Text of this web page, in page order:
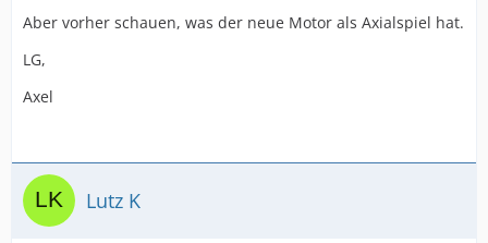
Aber vorher schauen, was der neue Motor als Axialspiel hat.
LG,
Axel
Lutz K